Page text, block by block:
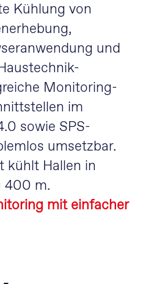
Kühlung von
und
Monitoring-
im
sowie SPS-
umsetzbar.
kühlt Hallen in
400 m.
mit einfacher